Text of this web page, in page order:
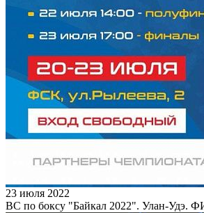
23 июля 2022
ВС по боксу "Байкал 2022". Улан-